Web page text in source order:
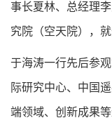
事长夏林、总经理
究院（空天院），
于海涛一行先后参
际研究中心、中国
端领域、创新成果